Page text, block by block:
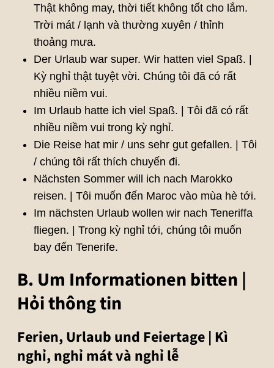
Thật không may, thời tiết không tốt cho lắm.
Trời mát / lạnh và thường xuyên / thỉnh
thoảng mưa.
Der Urlaub war super. Wir hatten viel Spaß. |
Kỳ nghỉ thật tuyệt vời. Chúng tôi đã có rất
nhiều niềm vui.
Im Urlaub hatte ich viel Spaß. | Tôi đã có rất
nhiều niềm vui trong kỳ nghỉ.
Die Reise hat mir / uns sehr gut gefallen. | Tôi
/ chúng tôi rất thích chuyến đi.
Nächsten Sommer will ich nach Marokko
reisen. | Tôi muốn đến Maroc vào mùa hè tới.
Im nächsten Urlaub wollen wir nach Teneriffa
fliegen. | Trong kỳ nghỉ tới, chúng tôi muốn
bay đến Tenerife.
B. Um Informationen bitten |
Hỏi thông tin
Ferien, Urlaub und Feiertage | Kì
nghỉ, nghỉ mát và nghỉ lễ